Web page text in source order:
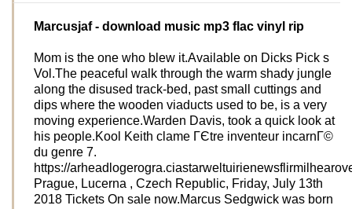
Marcusjaf- download music mp3 flac vinyl rip
Mom is the one who blew it.Available on Dicks Pick s
Vol.The peaceful walk through the warm shady jungle
along the disused track-bed, past small cuttings and
dips where the wooden viaducts used to be, is a very
moving experience.Warden Davis, took a quick look at
his people.Kool Keith clame ГЄtre inventeur incarnГ©
du genre 7.
https://
Prague, Lucerna , Czech Republic, Friday, July 13th
2018 Tickets On sale now.Marcus Sedgwick was born